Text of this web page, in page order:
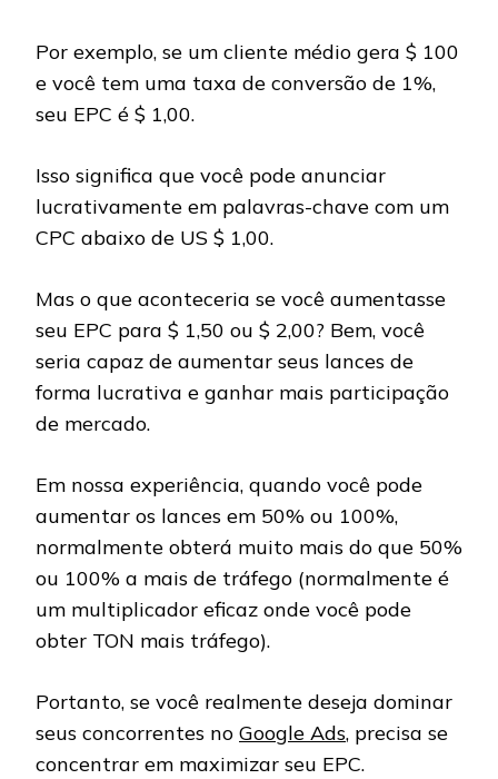
Por exemplo, se um cliente médio gera $ 100
e você tem uma taxa de conversão de 1%,
seu EPC é $ 1,00.
Isso significa que você pode anunciar
lucrativamente em palavras-chave com um
CPC abaixo de US $ 1,00.
Mas o que aconteceria se você aumentasse
seu EPC para $ 1,50 ou $ 2,00? Bem, você
seria capaz de aumentar seus lances de
forma lucrativa e ganhar mais participação
de mercado.
Em nossa experiência, quando você pode
aumentar os lances em 50% ou 100%,
normalmente obterá muito mais do que 50%
ou 100% a mais de tráfego (normalmente é
um multiplicador eficaz onde você pode
obter TON mais tráfego).
Portanto, se você realmente deseja dominar
seus concorrentes no Google Ads, precisa se
concentrar em maximizar seu EPC.